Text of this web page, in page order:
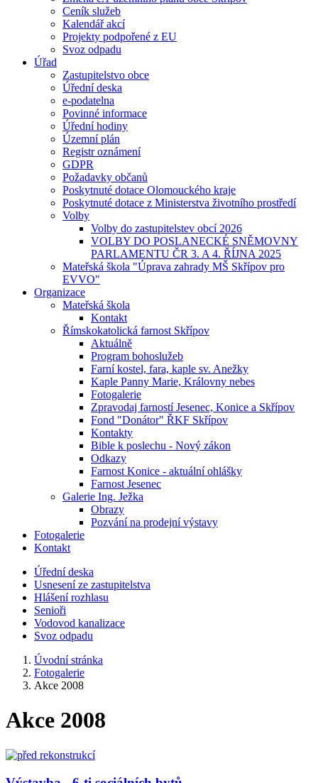
Ceník služeb
Kalendář akcí
Projekty podpořené z EU
Svoz odpadu
Úřad
Zastupitelstvo obce
Úřední deska
e-podatelna
Povinné informace
Úřední hodiny
Územní plán
Registr oznámení
GDPR
Požadavky občanů
Poskytnuté dotace Olomouckého kraje
Poskytnuté dotace z Ministerstva životního prostředí
Volby
Volby do zastupitelstev obcí 2026
VOLBY DO POSLANECKÉ SNĚMOVNY
PARLAMENTU ČR 3. A 4. ŘÍJNA 2025
Mateřská škola "Úprava zahrady MŠ Skřípov pro
EVVO"
Organizace
Mateřská škola
Kontakt
Římskokatolická farnost Skřípov
Aktuálně
Program bohoslužeb
Farní kostel, fara, kaple sv. Anežky
Kaple Panny Marie, Královny nebes
Fotogalerie
Zpravodaj farností Jesenec, Konice a Skřípov
Fond "Donátor" ŘKF Skřípov
Kontakty
Bible k poslechu - Nový zákon
Odkazy
Farnost Konice - aktuální ohlášky
Farnost Jesenec
Galerie Ing. Ježka
Obrazy
Pozvání na prodejní výstavy
Fotogalerie
Kontakt
Úřední deska
Usnesení ze zastupitelstva
Hlášení rozhlasu
Senioři
Vodovod kanalizace
Svoz odpadu
Úvodní stránka
Fotogalerie
Akce 2008
Akce 2008